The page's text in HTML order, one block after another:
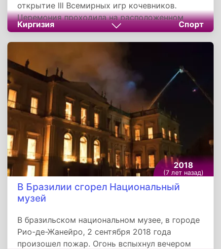
открытие III Всемирных игр кочевников.
Церемония проходила на расположенном
вблизи города Чолпон-Ата ипподроме,
трибуны которого вмещают более 10 000
раскуплены в течение пяти дней.
Киргизия Спорт
2018
(7 лет назад)
В Бразилии сгорел Национальный
музей
В бразильском национальном музее, в городе
Рио-де-Жанейро, 2 сентября 2018 года
произошел пожар. Огонь вспыхнул вечером